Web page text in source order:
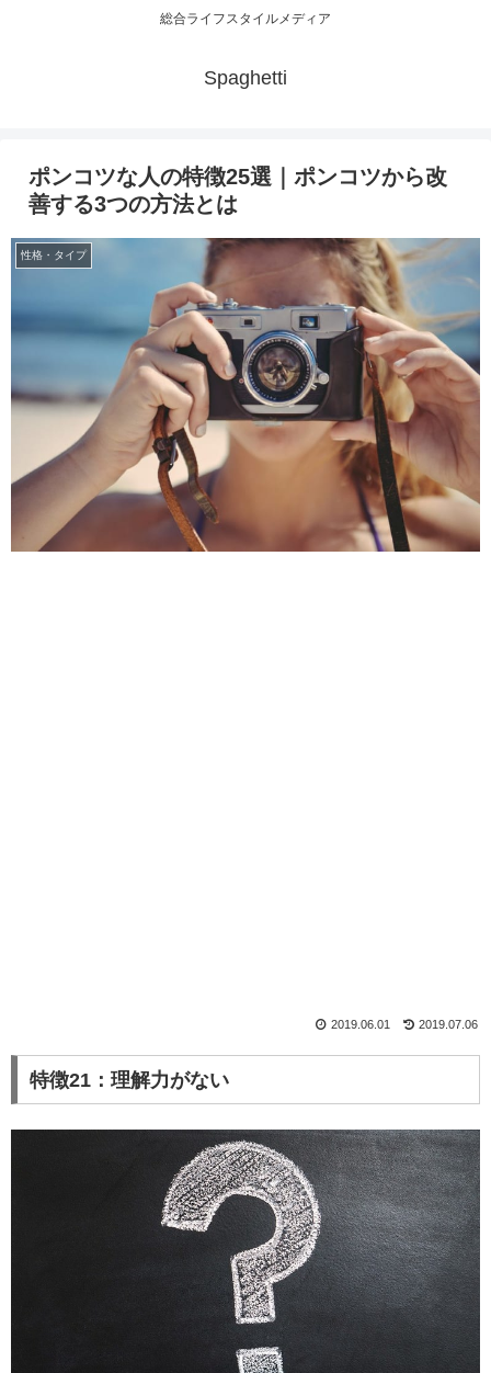
総合ライフスタイルメディア
Spaghetti
ポンコツな人の特徴25選｜ポンコツから改
善する3つの方法とは
性格・タイプ
2019.07.06
2019.06.01
特徴21：理解力がない